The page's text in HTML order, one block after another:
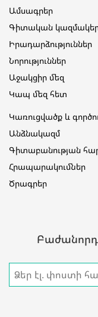
Ամսագրեր
Գիտական
Իրադարձություններ
Նորություններ
Աջակցիր մեզ
Կապ մեզ հետ
Կառուցվածք և
Անձնակազմ
Գիտաբանության
Հրապարակումներ
Ծրագրեր